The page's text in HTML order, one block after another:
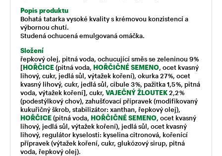
Popis produktu
Bohatá tatarka vysoké kvality s krémovou konzistencí a
výbornou chutí.
Studená ochucená emulgovaná omáčka.
Složení
řepkový olej, pitná voda, ochucující směs se zeleninou 9 %
[HOŘČICE(pitná voda, HOŘČIČNÉ SEMENO, ocet kvasný
lihový, cukr, jedlá sůl, výtažek koření), okurka 27 %, ocet
kvasný lihový, cukr, jedlá sůl, cibule 3 %, pažitka 1,5 %, pitná
voda, výtažek koření], cukr, VAJEČNÝ ŽLOUTEK2,2 %
(podestýlkový chov), zahušťovací přípravek (modifikovaný
kukuřičný škrob, stabilizátor: xanthan, řepkový olej),
HOŘČICE(pitná voda, HOŘČIČNÉ SEMENO, ocet kvasný
lihový, jedlá sůl, výtažek koření), jedlá sůl, ocet kvasný
lihový, regulátor kyselosti: kyselina citronová, kořenící
přípravek (výtažek koření, cukr, glukózový sirup, pitná
voda, řepkový olej).